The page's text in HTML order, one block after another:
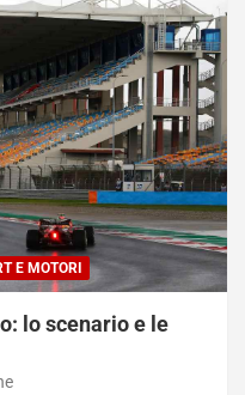
E MOTORI
lo scenario e le